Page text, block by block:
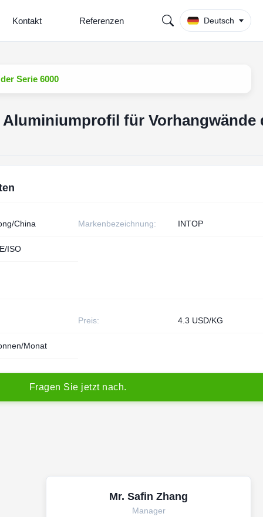
Kontakt Referenzen Deutsch
Serie 6000
für Vorhangwände
China Markenbezeichnung: INTOP
ISO
Preis: 4.3 USD/KG
Monat
Fragen Sie jetzt nach.
Mr. Safin Zhang
Manager